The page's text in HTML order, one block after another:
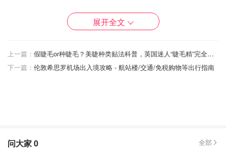
不会。如何判断你得了麦粒肿，大家可以通过下面几种症状
眼睑上出现类似于疖子或丘疹的红色肿块
眼睑疼痛
麦粒肿可以自愈吗？如何治疗麦粒肿？
展开全文
上一篇：
假睫毛or种睫毛？美睫种类贴法科普，英国迷人“睫毛精”完全指南~
下一篇： 伦敦希思罗机场出入境攻略 - 航站楼/交通/免税购物等出行指南
问大家0 全部